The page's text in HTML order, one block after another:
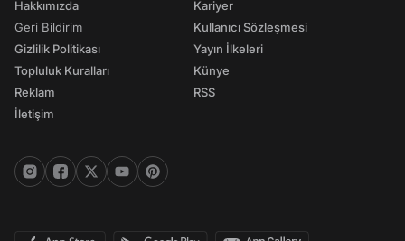
Hakkımızda
Geri Bildirim
Gizlilik Politikası
Topluluk Kuralları
Reklam
İletişim
Kariyer
Kullanıcı Sözleşmesi
Yayın İlkeleri
Künye
RSS